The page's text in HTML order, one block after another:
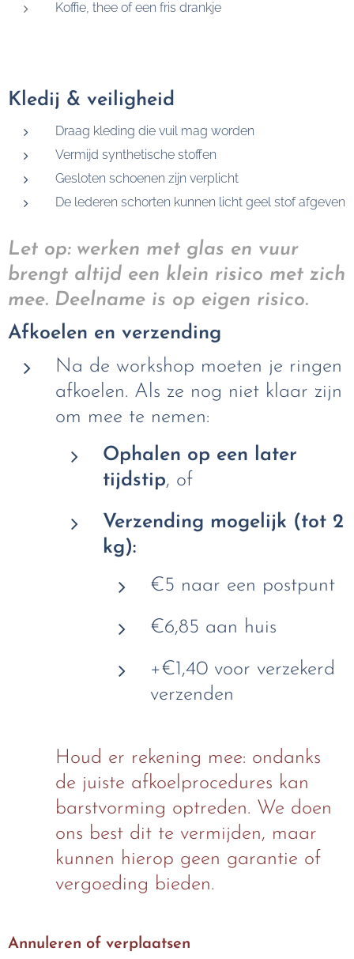
Koffie, thee of een fris drankje
Kledij & veiligheid
Draag kleding die vuil mag worden
Vermijd synthetische stoffen
Gesloten schoenen zijn verplicht
De lederen schorten kunnen licht geel stof afgeven
Let op: werken met glas en vuur
brengt altijd een klein risico met zich
mee. Deelname is op eigen risico.
Afkoelen en verzending
Na de workshop moeten je ringen
afkoelen. Als ze nog niet klaar zijn
om mee te nemen:
Ophalen op een later
tijdstip, of
Verzending mogelijk (tot 2
kg):
€5 naar een postpunt
€6,85 aan huis
+€1,40 voor verzekerd
verzenden
Houd er rekening mee: ondanks
de juiste afkoelprocedures kan
barstvorming optreden. We doen
ons best dit te vermijden, maar
kunnen hierop geen garantie of
vergoeding bieden.
Annuleren of verplaatsen